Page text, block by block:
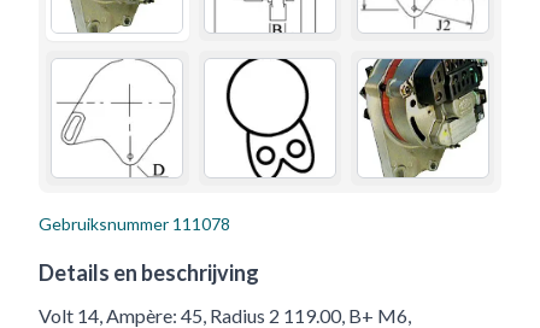
Gebruiksnummer 111078
Details en beschrijving
Volt 14, Ampère: 45, Radius 2 119.00, B+ M6,